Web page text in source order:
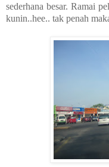
sederhana besar. Ramai
kunin..hee.. tak penah